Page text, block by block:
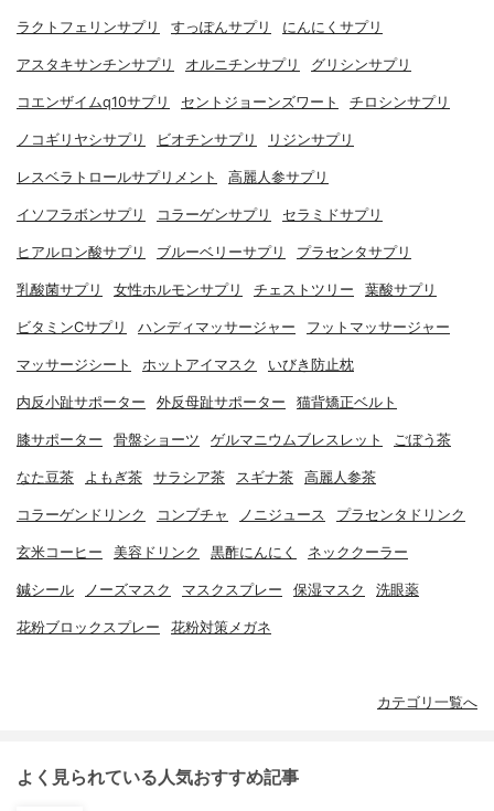
ラクトフェリンサプリ すっぽんサプリ にんにくサプリ
アスタキサンチンサプリ オルニチンサプリ グリシンサプリ
コエンザイムq10サプリ セントジョーンズワート チロシンサプリ
ノコギリヤシサプリ ビオチンサプリ リジンサプリ
レスベラトロールサプリメント 高麗人参サプリ
イソフラボンサプリ コラーゲンサプリ セラミドサプリ
ヒアルロン酸サプリ ブルーベリーサプリ プラセンタサプリ
乳酸菌サプリ 女性ホルモンサプリ チェストツリー 葉酸サプリ
ビタミンCサプリ ハンディマッサージャー フットマッサージャー
マッサージシート ホットアイマスク いびき防止枕
内反小趾サポーター 外反母趾サポーター 猫背矯正ベルト
膝サポーター 骨盤ショーツ ゲルマニウムブレスレット ごぼう茶
なた豆茶 よもぎ茶 サラシア茶 スギナ茶 高麗人参茶
コラーゲンドリンク コンブチャ ノニジュース プラセンタドリンク
玄米コーヒー 美容ドリンク 黒酢にんにく ネッククーラー
鍼シール ノーズマスク マスクスプレー 保湿マスク 洗眼薬
花粉ブロックスプレー 花粉対策メガネ
カテゴリ一覧へ
よく見られている人気おすすめ記事